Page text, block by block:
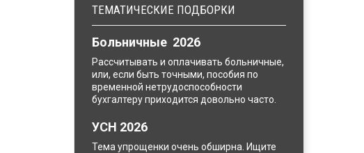
ТЕМАТИЧЕСКИЕ ПОДБОРКИ
Больничные 2026
Рассчитывать и оплачивать больничные,
или, если быть точными, пособия по
временной нетрудоспособности
бухгалтеру приходится довольно часто.
УСН 2026
Тема упрощенки очень обширна. Ищите